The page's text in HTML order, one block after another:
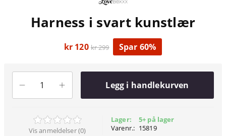
Harness i svart kunstlær
kr 120 kr 299 Spar 60%
Legg i handlekurven
Vis anmeldelser (0)
Lager:
Varenr.:
5+ på lager
15819